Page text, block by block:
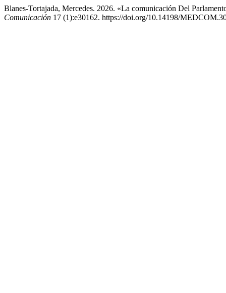
Blanes-Tortajada, Mercedes. 2026. «La comunicación Del
Comunicación 17 (1):e30162. https://doi.org/10.14198/